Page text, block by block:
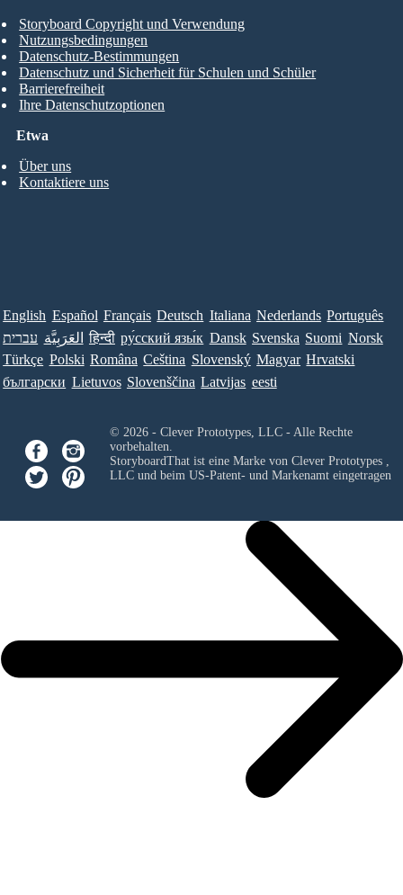
Etwa
Über uns
Kontaktiere uns
Storyboard Copyright und Verwendung
Nutzungsbedingungen
Datenschutz-Bestimmungen
Datenschutz und Sicherheit für Schulen und Schüler
Barrierefreiheit
Ihre Datenschutzoptionen
English Español Français Deutsch Italiana Nederlands Português
עברית العَرَبِيَّة हिन्दी ру́сский язы́к Dansk Svenska Suomi Norsk
Türkçe Polski Româna Ceština Slovenský Magyar Hrvatski
български Lietuvos Slovenščina Latvijas eesti
© 2026 - Clever Prototypes, LLC - Alle Rechte
vorbehalten.
StoryboardThat ist eine Marke von Clever Prototypes ,
LLCund beim US-Patent- und Markenamt eingetragen